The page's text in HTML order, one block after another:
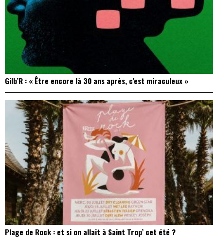
Gilb’R : « Être encore là 30 ans après, c’est miraculeux »
Plage de Rock : et si on allait à Saint Trop’ cet été ?